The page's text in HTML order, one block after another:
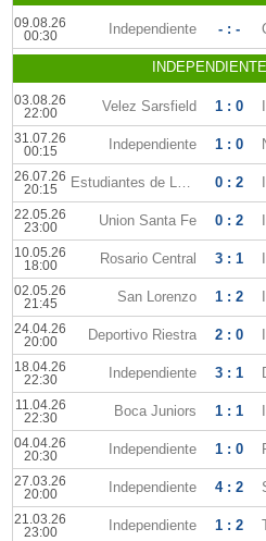
09.08.26
00:30
Independiente - : -
03.08.26
22:00
Velez Sarsfield 1 : 0
31.07.26
00:15
Independiente 1 : 0
26.07.26
20:15
Estudiantes de La Plata 0 : 2
22.05.26
23:00
Union Santa Fe 0 : 2
10.05.26
18:00
Rosario Central 3 : 1
02.05.26
21:45
San Lorenzo 1 : 2
24.04.26
20:00
Deportivo Riestra 2 : 0
18.04.26
22:30
Independiente 3 : 1
11.04.26
22:30
Boca Juniors 1 : 1
04.04.26
20:30
Independiente 1 : 0
27.03.26
20:00
Independiente 4 : 2
21.03.26
23:00
Independiente 1 : 2